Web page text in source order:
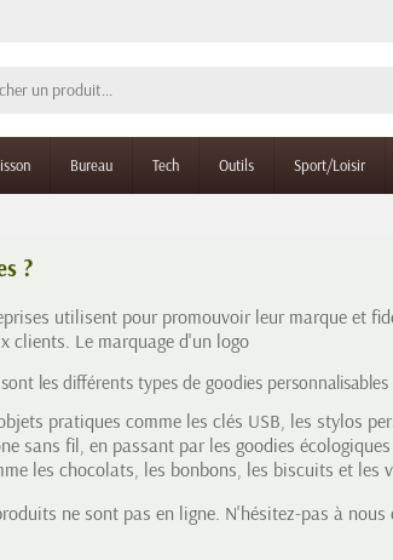
Bureau Tech Outils Sport/Loisir
?
utilisent pour promouvoir leur marque et
clients. Le marquage d'un logo
les différents types de goodies personnalisables
pratiques comme les clés USB, les stylos
sans fil, en passant par les goodies
les chocolats, les bonbons, les biscuits et les
ne sont pas en ligne. N'hésitez-pas à